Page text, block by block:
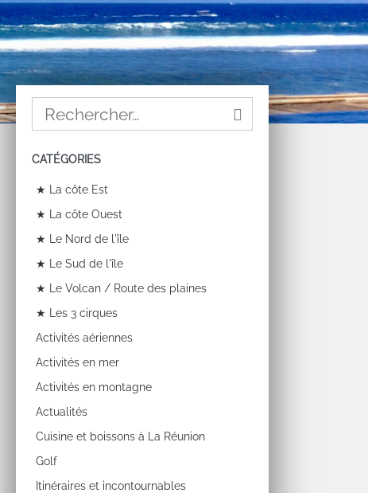
CATÉGORIES
★ La côte Est
★ La côte Ouest
★ Le Nord de l'île
★ Le Sud de l'île
★ Le Volcan / Route des plaines
★ Les 3 cirques
Activités aériennes
Activités en mer
Activités en montagne
Actualités
Cuisine et boissons à La Réunion
Golf
Itinéraires et incontournables